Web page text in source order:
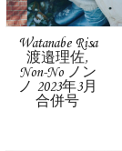
Watanabe Risa
渡邉理佐,
Non-No ノン
ノ 2023年3月
合併号